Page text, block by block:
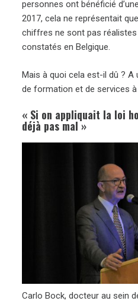
personnes ont bénéficié
2017, cela ne représentait
chiffres ne sont pas réalistes
constatés en Belgique.
Mais à quoi cela est-il dû ? A
de formation et de services
« Si on appliquait la loi
déjà pas mal »
Carlo Bock, docteur au sein